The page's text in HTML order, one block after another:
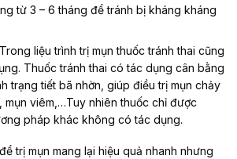
từ 3 – 6 tháng để tránh bị kháng kháng
liệu trình trị mụn thuốc tránh thai cũng
Thuốc tránh thai có tác dụng cân bằng
trạng tiết bã nhờn, giúp điều trị mụn chảy
mụn viêm,…Tuy nhiên thuốc chỉ được
pháp khác không có tác dụng.
trị mụn mang lại hiệu quả nhanh nhưng